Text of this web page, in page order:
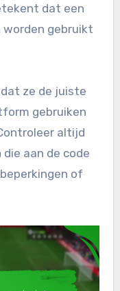
dat een
worden gebruikt
ze de juiste
gebruiken
altijd
aan de code
of